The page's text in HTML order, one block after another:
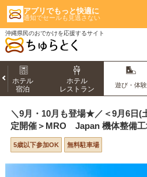
アプリでもっと快適に
通知でセールも見逃さない
沖縄県民のおでかけを応援するサイト
ホテル
宿泊
ホテル
レストラン
遊び・体験
＼9月・10月も登場★／＜9月6日(
定開催＞MRO Japan 機体整備工
5歳以下参加OK 無料駐車場